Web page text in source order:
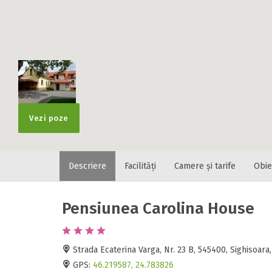
Vezi poze
Descriere Facilități Camere și tarife
Pensiunea Carolina House
Strada Ecaterina Varga, Nr. 23 B, 545400,
GPS: 46.219587, 24.783826
https://
E-mail
Numar